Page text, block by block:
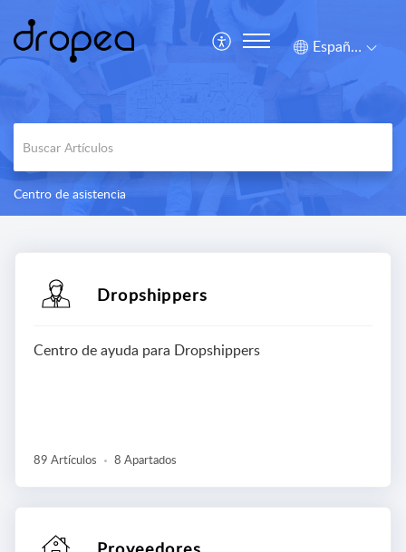
Español (España)
Centro de asistencia
Dropshippers
Centro de ayuda para Dropshippers
89 Artículos 8 Apartados